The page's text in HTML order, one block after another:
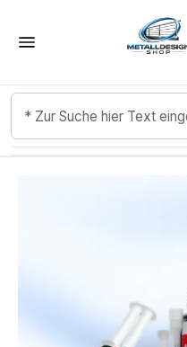
Zum Hauptinhalt springen